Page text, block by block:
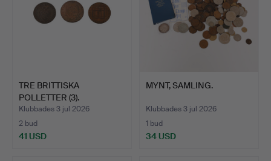
TRE BRITTISKA
POLLETTER (3).
Klubbades 3 jul 2026
2 bud
41 USD
MYNT, SAMLING.
Klubbades 3 jul 2026
1 bud
34 USD